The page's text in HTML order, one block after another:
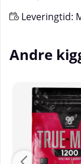
Leveringtid:
Andre